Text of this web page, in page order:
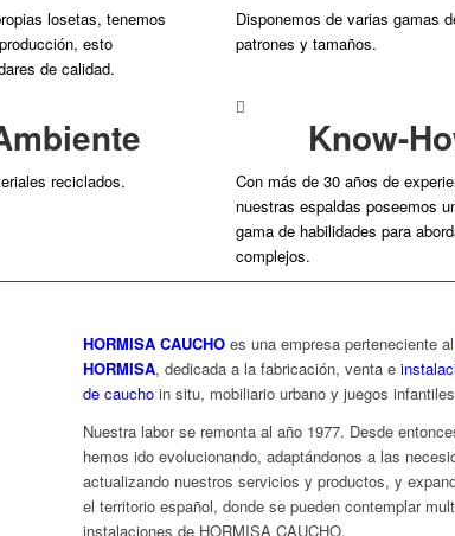
losetas, tenemos
esto
de calidad.
Disponemos de varias gamas
patrones y tamaños.
reciclados.
Know-
Con más de 30 años de
nuestras espaldas poseemos
gama de habilidades para
complejos.
HORMISA CAUCHOes una empresa perteneciente al
HORMISA, dedicada a la fabricación, venta e
de cauchoin situ, mobiliario urbano y juegos
Nuestra labor se remonta al año 1977. Desde
hemos ido evolucionando, adaptándonos a las
actualizando nuestros servicios y productos, y
el territorio español, donde se pueden contemplar
instalaciones de HORMISA CAUCHO.